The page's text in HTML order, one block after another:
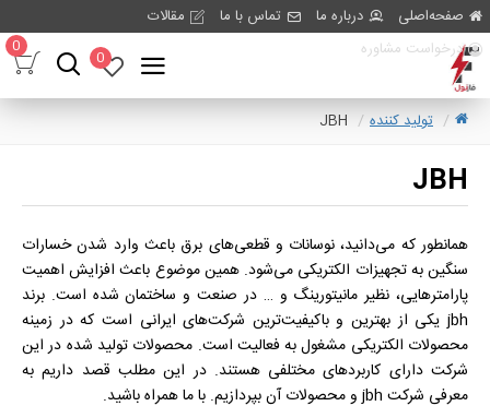
صفحه‌اصلی درباره ما تماس با ما
مقالات
درخواست مشاوره
0
0
تولید کننده JBH
JBH
همانطور که می‌دانید، نوسانات و قطعی‌های برق باعث وارد شدن خسارات
سنگین به تجهیزات الکتریکی می‌شود. همین موضوع باعث افزایش اهمیت
پارامترهایی، نظیر مانیتورینگ و … در صنعت و ساختمان شده است. برند
jbh یکی از بهترین و باکیفیت‌ترین شرکت‌های ایرانی است که در زمینه
محصولات الکتریکی مشغول به فعالیت است. محصولات تولید شده در این
شرکت دارای کاربردهای مختلفی هستند. در این مطلب قصد داریم به
معرفی شرکت jbh و محصولات آن بپردازیم. با ما همراه باشید.